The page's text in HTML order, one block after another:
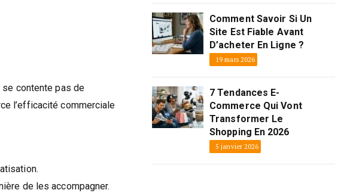
se contente pas de
l’efficacité commerciale
de les accompagner.
Comment Savoir Si Un
Site Est Fiable Avant
D’acheter En Ligne ?
19 mars 2026
7 Tendances E-
Commerce Qui Vont
Transformer Le
Shopping En 2026
5 janvier 2026